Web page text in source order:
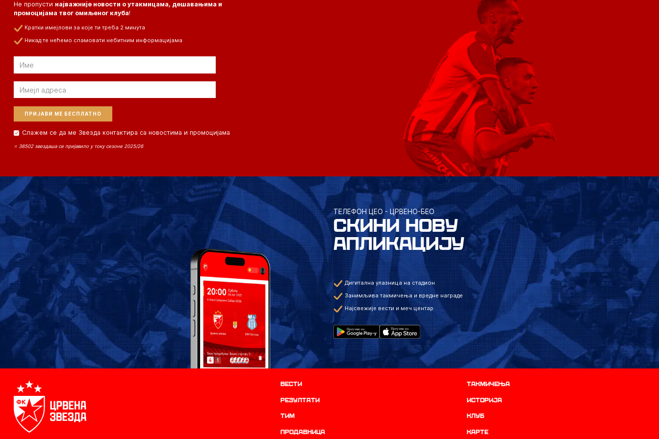
Не пропусти најважније новости о утакмицама, дешавањима и
промоцијама твог омиљеног клуба!
Кратки имејлови за које ти треба 2 минута
Никад те нећемо спамовати небитним информацијама
Email
Email
Слажем се да ме Звезда контактира са новостима и промоцијама
⭐ 38502 звездаша се пријавило у току сезоне 2025/26
ТЕЛЕФОН ЦЕО - ЦРВЕНО-БЕО
СКИНИ НОВУ
АПЛИКАЦИЈУ
Дигитална улазница на стадион
Занимљива такмичења и вредне награде
Најсвежије вести и меч центар
Вести Такмичења
резултати историја
ТИМ Клуб
продавница Карте